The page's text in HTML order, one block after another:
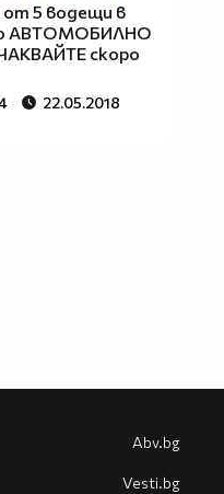
5 водещи в
АВТОМОБИЛНО
скоро
22.05.2018
Abv.bg
Vesti.bg